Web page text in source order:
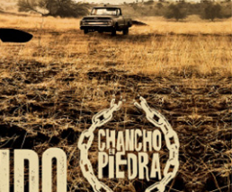
24/03/2017
– Dejando Libre
(Single)